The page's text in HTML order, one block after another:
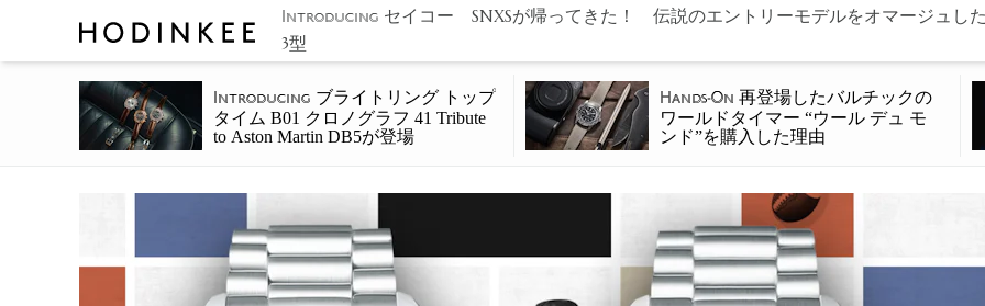
Introducing セイコー SNXSが帰ってきた！ 伝説のエントリーモデルをオマージュした
3型
Introducing ブライトリング トップ
タイム B01 クロノグラフ 41 Tribute
to Aston Martin DB5が登場
Hands-On 再登場したバルチックの
ワールドタイマー “ウール デュ モ
ンド”を購入した理由